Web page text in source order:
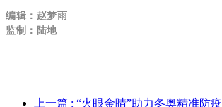
编辑：赵梦雨
监制：陆地
上一篇 : “火眼金睛”助力冬奥精准防疫